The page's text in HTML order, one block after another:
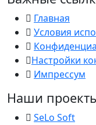
Главная
Условия
Настройки
Импрессум
Наши
SeLo Soft